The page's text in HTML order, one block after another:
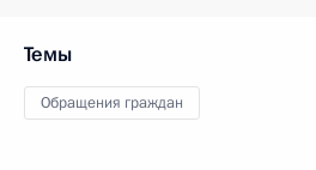
Темы
Обращения граждан